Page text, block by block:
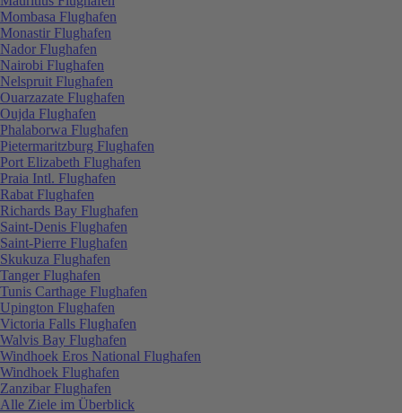
Mombasa Flughafen
Monastir Flughafen
Nador Flughafen
Nairobi Flughafen
Nelspruit Flughafen
Ouarzazate Flughafen
Oujda Flughafen
Phalaborwa Flughafen
Pietermaritzburg Flughafen
Port Elizabeth Flughafen
Praia Intl. Flughafen
Rabat Flughafen
Richards Bay Flughafen
Saint-Denis Flughafen
Saint-Pierre Flughafen
Skukuza Flughafen
Tanger Flughafen
Tunis Carthage Flughafen
Upington Flughafen
Victoria Falls Flughafen
Walvis Bay Flughafen
Windhoek Eros National Flughafen
Windhoek Flughafen
Zanzibar Flughafen
Alle Ziele im Überblick